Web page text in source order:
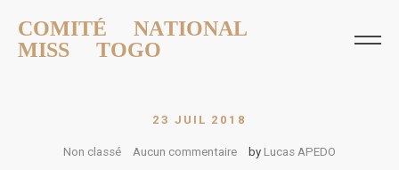
COMITÉ NATIONAL
MISS TOGO
23 JUIL 2018
Non classé Aucun commentaire by Lucas APEDO